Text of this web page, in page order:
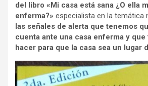
del libro «Mi casa está sana ¿O ella
enferma?» especialista en la temática
las señales de alerta que tenemos
cuenta ante una casa enferma y
hacer para que la casa sea un lugar